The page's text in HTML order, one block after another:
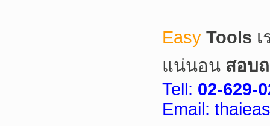
Easy Tools
แน่นอน สอบ
Tell: 02-629-
Email: